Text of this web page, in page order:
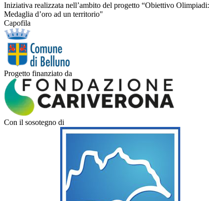
Iniziativa realizzata nell’ambito del progetto “Obiettivo Olimpiadi:
Medaglia d’oro ad un territorio"
Capofila
Progetto finanziato da
Con il sosotegno di